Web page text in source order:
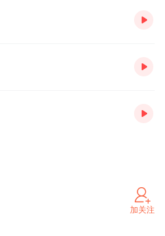
加关注